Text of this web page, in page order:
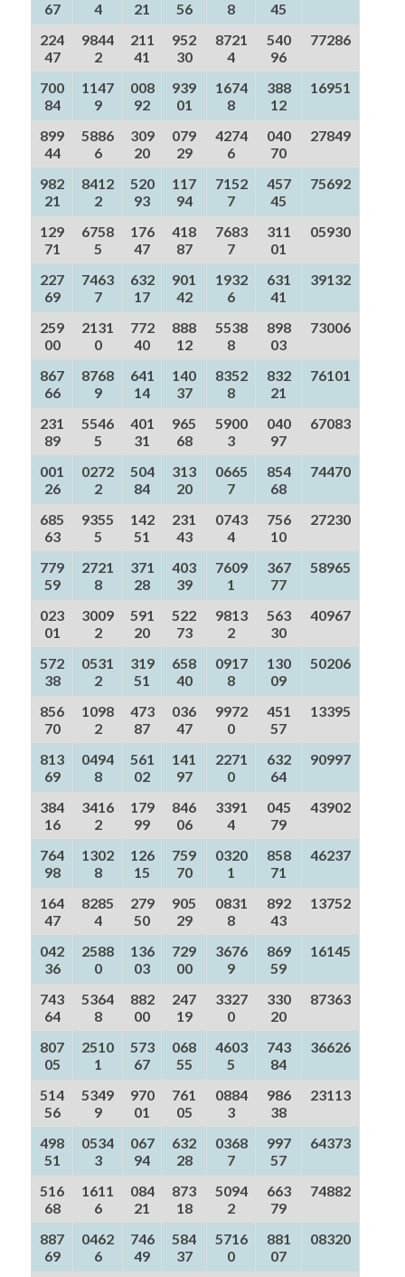
67
4
21
56
8
45
224
47
9844
2
211
41
952
30
8721
4
540
96
77286
700
84
1147
9
008
92
939
01
1674
8
388
12
16951
899
44
5886
6
309
20
079
29
4274
6
040
70
27849
982
21
8412
2
520
93
117
94
7152
7
457
45
75692
129
71
6758
5
176
47
418
87
7683
7
311
01
05930
227
69
7463
7
632
17
901
42
1932
6
631
41
39132
259
00
2131
0
772
40
888
12
5538
8
898
03
73006
867
66
8768
9
641
14
140
37
8352
8
832
21
76101
231
89
5546
5
401
31
965
68
5900
3
040
97
67083
001
26
0272
2
504
84
313
20
0665
7
854
68
74470
685
63
9355
5
142
51
231
43
0743
4
756
10
27230
779
59
2721
8
371
28
403
39
7609
1
367
77
58965
023
01
3009
2
591
20
522
73
9813
2
563
30
40967
572
38
0531
2
319
51
658
40
0917
8
130
09
50206
856
70
1098
2
473
87
036
47
9972
0
451
57
13395
813
69
0494
8
561
02
141
97
2271
0
632
64
90997
384
16
3416
2
179
99
846
06
3391
4
045
79
43902
764
98
1302
8
126
15
759
70
0320
1
858
71
46237
164
47
8285
4
279
50
905
29
0831
8
892
43
13752
042
36
2588
0
136
03
729
00
3676
9
869
59
16145
743
64
5364
8
882
00
247
19
3327
0
330
20
87363
807
05
2510
1
573
67
068
55
4603
5
743
84
36626
514
56
5349
9
970
01
761
05
0884
3
986
38
23113
498
51
0534
3
067
94
632
28
0368
7
997
57
64373
516
68
1611
6
084
21
873
18
5094
2
663
79
74882
887
69
0462
6
746
49
584
37
5716
0
881
07
08320